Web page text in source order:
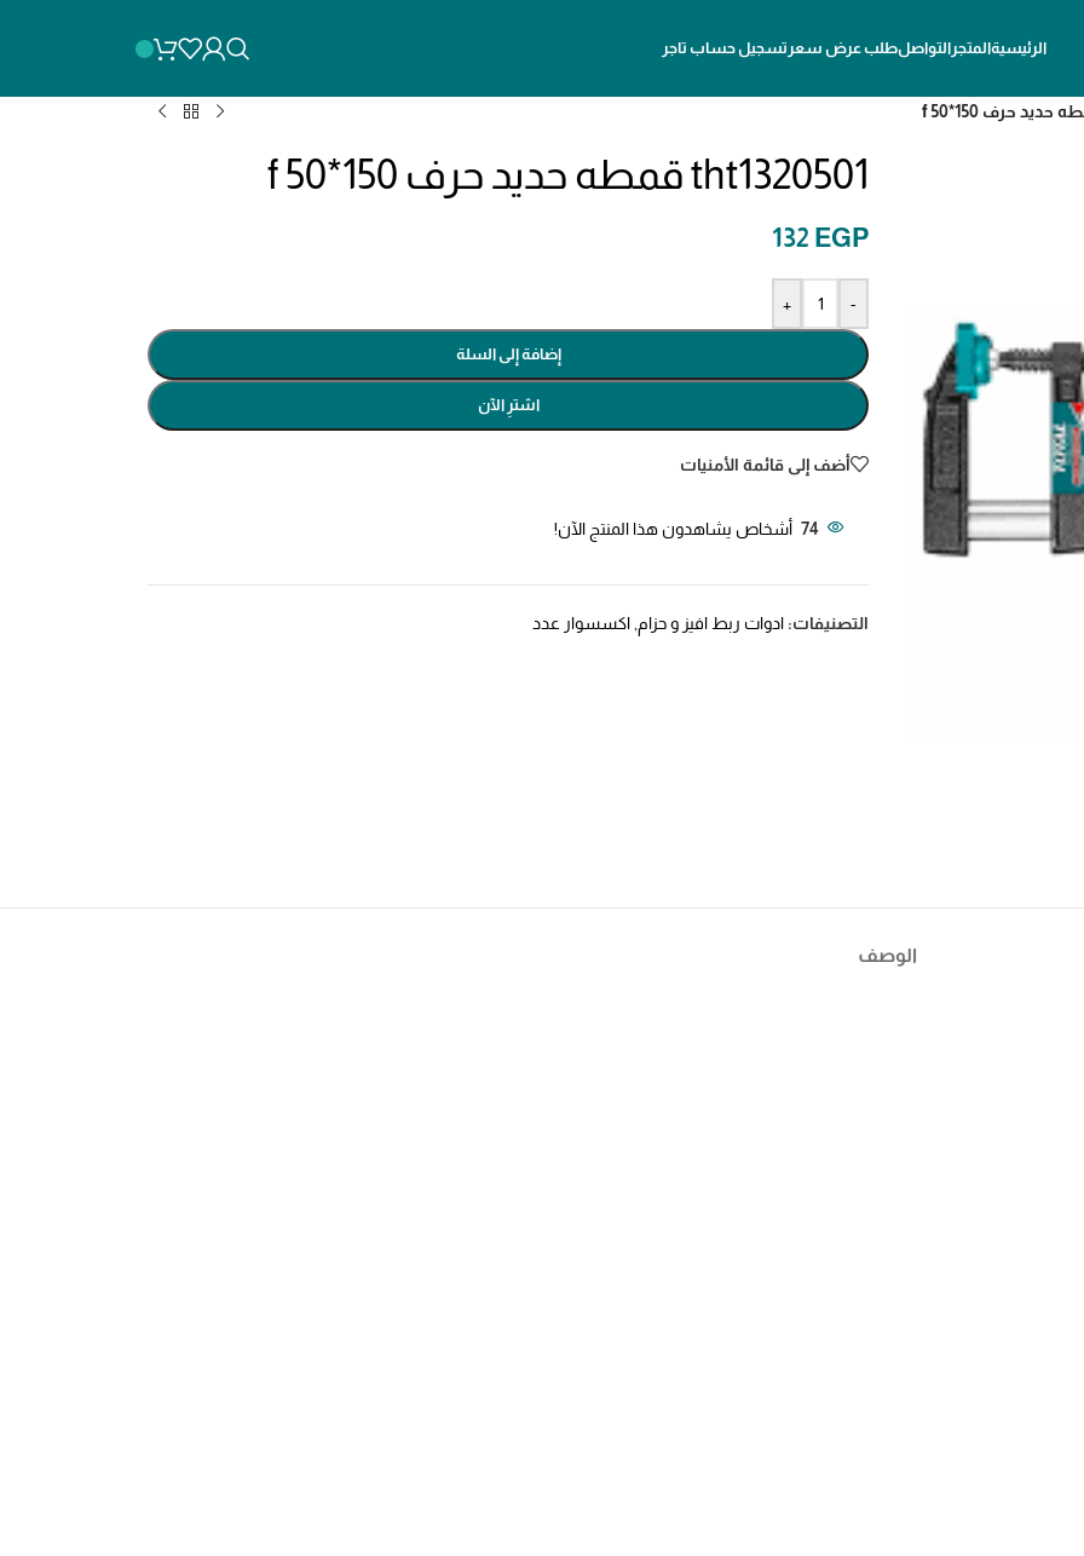
الرئيسيةالمتجرالتواصلطلب عرض سعر تسجيل حساب تاجر
tht1320501 قمطه حديد حرف f 50*150
132 EGP
-
+
إضافة إلى السلة
اشترِ الآن
أضف إلى قائمة الأمنيات
74 أشخاص يشاهدون هذا المنتج الآن!
التصنيفات: ادوات ربط افيز و حزام اكسسوار عدد
الوصف